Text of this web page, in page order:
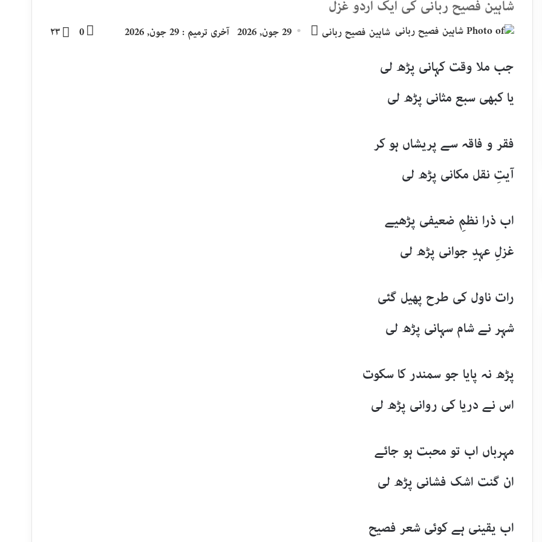
شاہین فصیح ربانی کی ایک اردو غزل
شاہین فصیح ربانی
Send29 جون, 2026 آخری ترمیم : 29 جون, 2026 0 ۲۳
جب ملا وقت کہانی پڑھ لی
یا کبھی سبع مثانی پڑھ لی
فقر و فاقہ سے پریشاں ہو کر
آیتِ نقل مکانی پڑھ لی
اب ذرا نظمِ ضعیفی پڑھیے
غزلِ عہدِ جوانی پڑھ لی
رات ناول کی طرح پھیل گئی
شہر نے شام سہانی پڑھ لی
پڑھ نہ پایا جو سمندر کا سکوت
اس نے دریا کی روانی پڑھ لی
مہرباں اب تو محبت ہو جائے
ان گنت اشک فشانی پڑھ لی
اب یقینی ہے کوئی شعر فصیح